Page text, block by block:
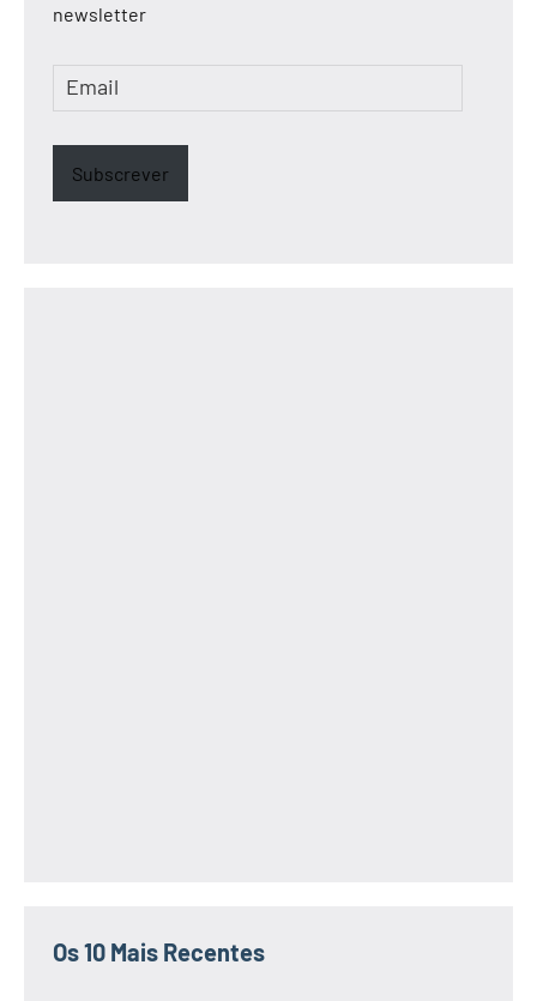
newsletter
Email
Subscrever
Os 10 Mais Recentes